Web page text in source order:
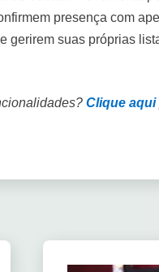
presença com
gerirem suas próprias
Clique aqui